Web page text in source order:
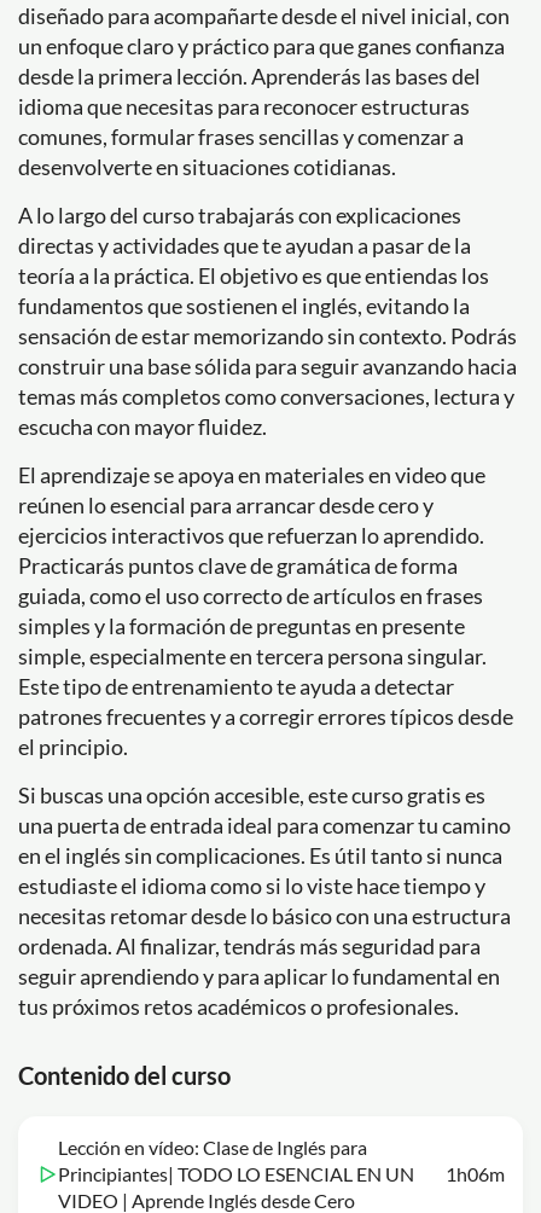
diseñado para acompañarte desde el nivel inicial, con
un enfoque claro y práctico para que ganes confianza
desde la primera lección. Aprenderás las bases del
idioma que necesitas para reconocer estructuras
comunes, formular frases sencillas y comenzar a
desenvolverte en situaciones cotidianas.
A lo largo del curso trabajarás con explicaciones
directas y actividades que te ayudan a pasar de la
teoría a la práctica. El objetivo es que entiendas los
fundamentos que sostienen el inglés, evitando la
sensación de estar memorizando sin contexto. Podrás
construir una base sólida para seguir avanzando hacia
temas más completos como conversaciones, lectura y
escucha con mayor fluidez.
El aprendizaje se apoya en materiales en video que
reúnen lo esencial para arrancar desde cero y
ejercicios interactivos que refuerzan lo aprendido.
Practicarás puntos clave de gramática de forma
guiada, como el uso correcto de artículos en frases
simples y la formación de preguntas en presente
simple, especialmente en tercera persona singular.
Este tipo de entrenamiento te ayuda a detectar
patrones frecuentes y a corregir errores típicos desde
el principio.
Si buscas una opción accesible, este curso gratis es
una puerta de entrada ideal para comenzar tu camino
en el inglés sin complicaciones. Es útil tanto si nunca
estudiaste el idioma como si lo viste hace tiempo y
necesitas retomar desde lo básico con una estructura
ordenada. Al finalizar, tendrás más seguridad para
seguir aprendiendo y para aplicar lo fundamental en
tus próximos retos académicos o profesionales.
Contenido del curso
Lección en vídeo: Clase de Inglés para
Principiantes| TODO LO ESENCIAL EN UN
VIDEO | Aprende Inglés desde Cero
1h06m